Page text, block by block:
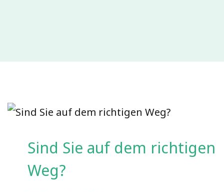
Sind Sie auf dem richtigen
Weg?